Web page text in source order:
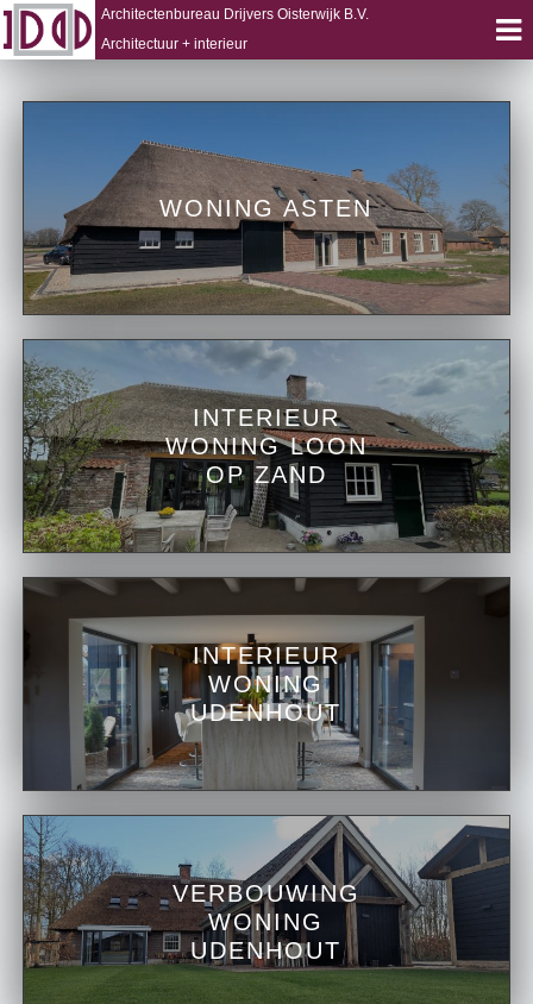
Architectenbureau Drijvers Oisterwijk B.V.
Architectuur + interieur
WONING ASTEN
INTERIEUR
WONING LOON
OP ZAND
INTERIEUR
WONING
UDENHOUT
VERBOUWING
WONING
UDENHOUT